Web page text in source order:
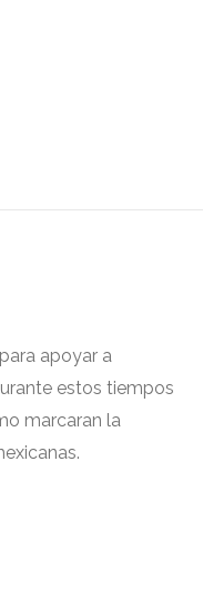
apoyar a
estos tiempos
marcaran la